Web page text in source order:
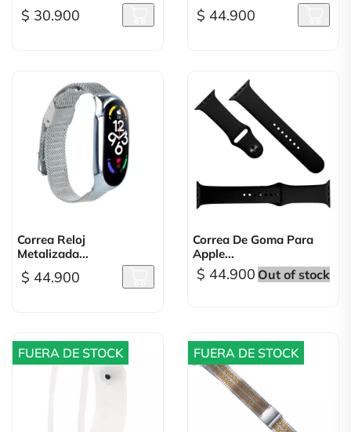
$ 30.900 $ 44.900
Correa Reloj
Metalizada...
$ 44.900
Correa De Goma Para
Apple...
$ 44.900 Out of stock
FUERA DE STOCK FUERA DE STOCK